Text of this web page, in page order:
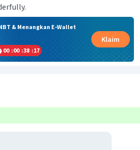
& Menangkan E-Wallet
00 :00 :38 :17
Klaim